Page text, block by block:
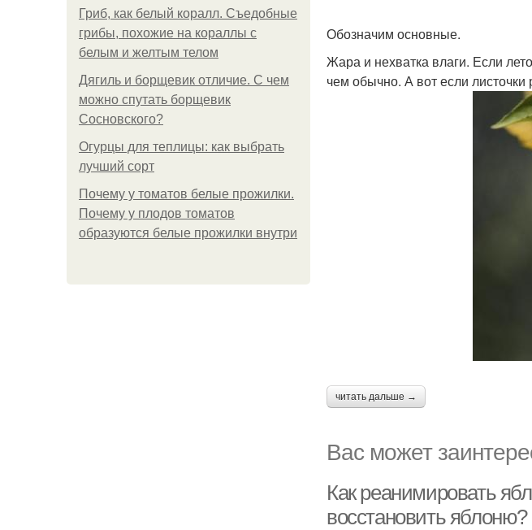
Гриб, как белый коралл. Съедобные
грибы, похожие на кораллы с
белым и желтым телом
Дягиль и борщевик отличие. С чем
можно спутать борщевик
Сосновского?
Огурцы для теплицы: как выбрать
лучший сорт
Почему у томатов белые прожилки.
Почему у плодов томатов
образуются белые прожилки внутри
Обозначим основные.
Жара и нехватка влаги. Если
чем обычно. А вот если
читать дальше →
Вас может
Как реанимировать
восстановить